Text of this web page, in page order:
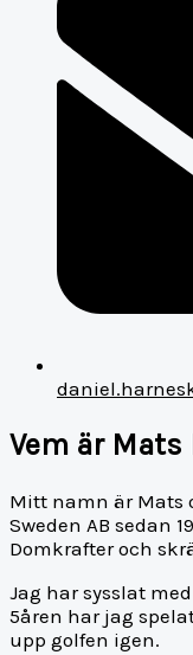
Vem är Mats
Mitt namn är Mats
Sweden AB sedan
Domkrafter och
Jag har sysslat
5åren har jag
upp golfen igen.